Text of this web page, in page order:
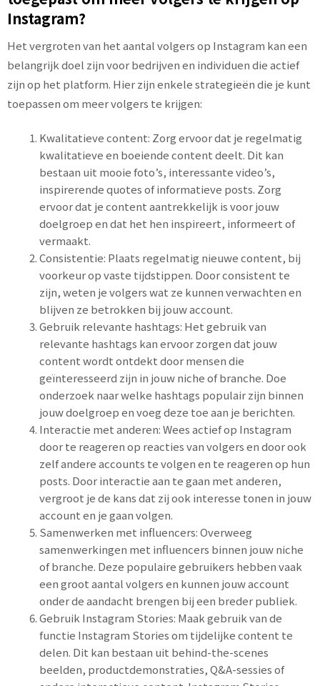
Instagram?
Het vergroten van het aantal volgers op Instagram kan een
belangrijk doel zijn voor bedrijven en individuen die actief
zijn op het platform. Hier zijn enkele strategieën die je kunt
toepassen om meer volgers te krijgen:
Kwalitatieve content: Zorg ervoor dat je regelmatig
kwalitatieve en boeiende content deelt. Dit kan
bestaan uit mooie foto’s, interessante video’s,
inspirerende quotes of informatieve posts. Zorg
ervoor dat je content aantrekkelijk is voor jouw
doelgroep en dat het hen inspireert, informeert of
vermaakt.
Consistentie: Plaats regelmatig nieuwe content, bij
voorkeur op vaste tijdstippen. Door consistent te
zijn, weten je volgers wat ze kunnen verwachten en
blijven ze betrokken bij jouw account.
Gebruik relevante hashtags: Het gebruik van
relevante hashtags kan ervoor zorgen dat jouw
content wordt ontdekt door mensen die
geïnteresseerd zijn in jouw niche of branche. Doe
onderzoek naar welke hashtags populair zijn binnen
jouw doelgroep en voeg deze toe aan je berichten.
Interactie met anderen: Wees actief op Instagram
door te reageren op reacties van volgers en door ook
zelf andere accounts te volgen en te reageren op hun
posts. Door interactie aan te gaan met anderen,
vergroot je de kans dat zij ook interesse tonen in jouw
account en je gaan volgen.
Samenwerken met influencers: Overweeg
samenwerkingen met influencers binnen jouw niche
of branche. Deze populaire gebruikers hebben vaak
een groot aantal volgers en kunnen jouw account
onder de aandacht brengen bij een breder publiek.
Gebruik Instagram Stories: Maak gebruik van de
functie Instagram Stories om tijdelijke content te
delen. Dit kan bestaan uit behind-the-scenes
beelden, productdemonstraties, Q&A-sessies of